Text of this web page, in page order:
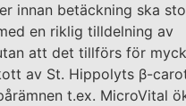
innan betäckning ska
en riklig tilldelning av
att det tillförs för
av St. Hippolyts β-
t.ex. MicroVital